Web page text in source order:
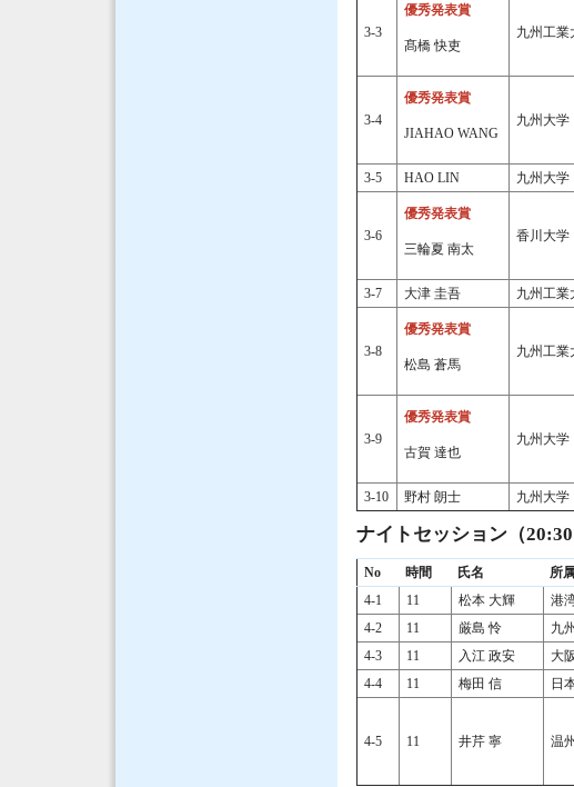
3-3
優秀発表賞
髙橋 快吏
九州工業
3-4
優秀発表賞
JIAHAO WANG
九州大学
3-5 HAO LIN 九州大学
3-6
優秀発表賞
三輪夏 南太
香川大学
3-7 大津 圭吾 九州工業
3-8
優秀発表賞
松島 蒼馬
九州工業
3-9
優秀発表賞
古賀 達也
九州大学
3-10 野村 朗士 九州大学
ナイトセッション（20:30
No 時間 氏名 所
4-1
11 松本 大輝 港
4-2
11 厳島 怜 九
4-3
11 入江 政安 大
4-4
11 梅田 信 日
4-5 11 井芹 寧 温